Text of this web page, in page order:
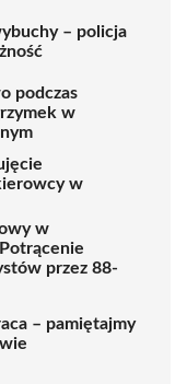
– policja
podczas
w
w
w
przez 88-
– pamiętajmy